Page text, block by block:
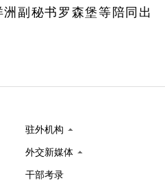
副秘书罗森堡等陪同出
驻外机构
外交新媒体
干部考录